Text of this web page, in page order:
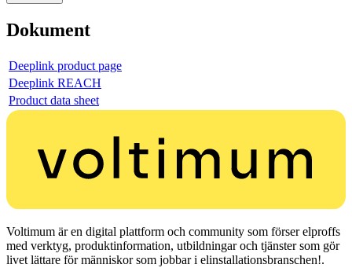
Dokument
Deeplink product page
Deeplink REACH
Product data sheet
Voltimum är en digital plattform och community som förser elproffs
med verktyg, produktinformation, utbildningar och tjänster som gör
livet lättare för människor som jobbar i elinstallationsbranschen!.